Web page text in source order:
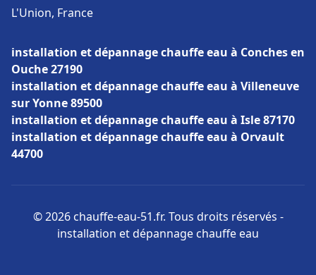
L'Union, France
installation et dépannage chauffe eau à Conches en
Ouche 27190
installation et dépannage chauffe eau à Villeneuve
sur Yonne 89500
installation et dépannage chauffe eau à Isle 87170
installation et dépannage chauffe eau à Orvault
44700
© 2026 chauffe-eau-51.fr. Tous droits réservés -
installation et dépannage chauffe eau